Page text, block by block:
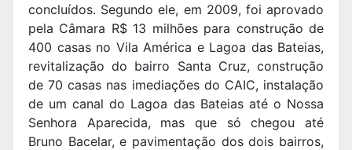
concluídos. Segundo ele, em 2009, foi aprovado
pela Câmara R$ 13 milhões para construção de
400 casas no Vila América e Lagoa das Bateias,
revitalização do bairro Santa Cruz, construção
de 70 casas nas imediações do CAIC, instalação
de um canal do Lagoa das Bateias até o Nossa
Senhora Aparecida, mas que só chegou até
Bruno Bacelar, e pavimentação dos dois bairros,